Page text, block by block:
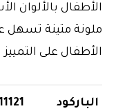
الأطفال بالألوان
ملونة متينة تسهل
الأطفال على
الباركود